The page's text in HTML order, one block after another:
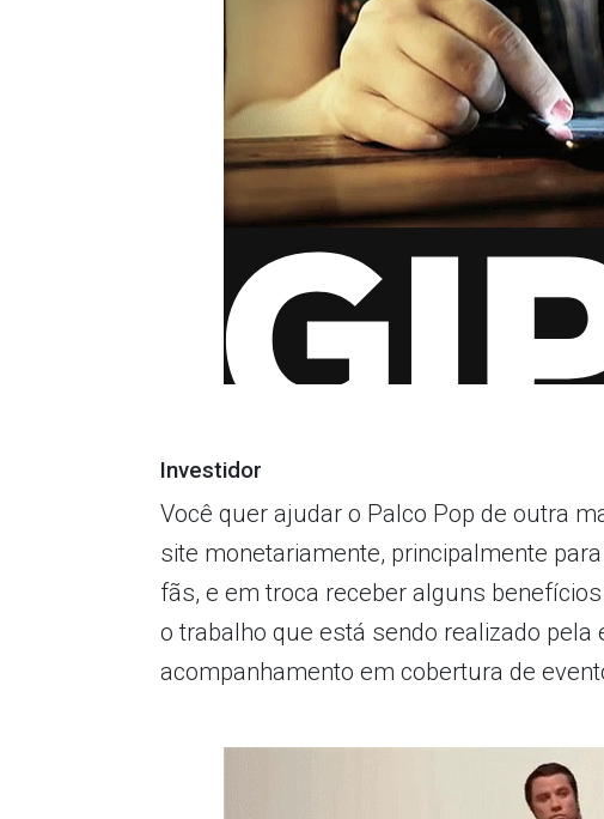
Investidor
Você quer ajudar o Palco Pop de outra
site monetariamente, principalmente
fãs, e em troca receber alguns
o trabalho que está sendo realizado
acompanhamento em cobertura de